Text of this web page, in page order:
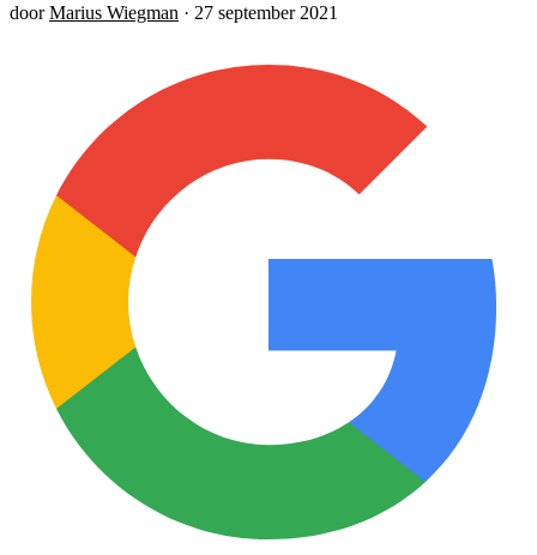
door Marius Wiegman · 27 september 2021